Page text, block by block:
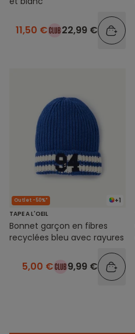
11,50 € 22,99 €
+1
Outlet -50%*
TAPE A L'OEIL
Bonnet garçon en fibres
recyclées bleu avec rayures
5,00 € 9,99 €